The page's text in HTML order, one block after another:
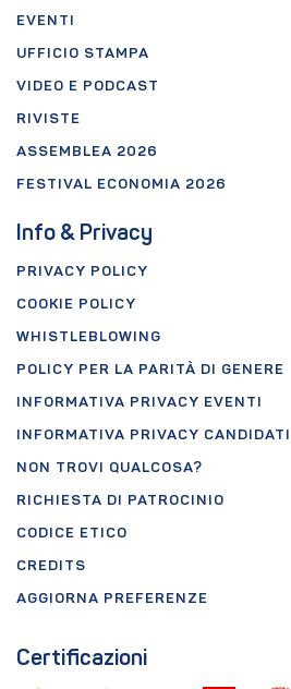
EVENTI
UFFICIO STAMPA
VIDEO E PODCAST
RIVISTE
ASSEMBLEA 2026
FESTIVAL ECONOMIA 2026
Info & Privacy
PRIVACY POLICY
COOKIE POLICY
WHISTLEBLOWING
POLICY PER LA PARITÀ DI GENERE
INFORMATIVA PRIVACY EVENTI
INFORMATIVA PRIVACY CANDIDATI
NON TROVI QUALCOSA?
RICHIESTA DI PATROCINIO
CODICE ETICO
CREDITS
AGGIORNA PREFERENZE
Certificazioni